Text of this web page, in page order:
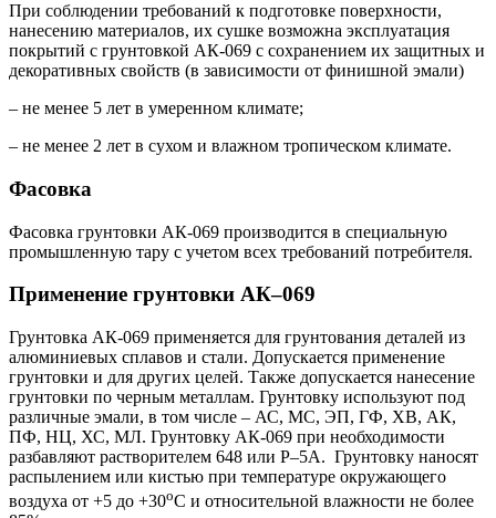
При соблюдении требований к подготовке поверхности,
нанесению материалов, их сушке возможна эксплуатация
покрытий с грунтовкой АК-069 с сохранением их защитных и
декоративных свойств (в зависимости от финишной эмали)
– не менее 5 лет в умеренном климате;
– не менее 2 лет в сухом и влажном тропическом климате.
Фасовка
Фасовка грунтовки АК-069 производится в специальную
промышленную тару с учетом всех требований потребителя.
Применение грунтовки АК–069
Грунтовка АК-069 применяется для грунтования деталей из
алюминиевых сплавов и стали. Допускается применение
грунтовки и для других целей. Также допускается нанесение
грунтовки по черным металлам. Грунтовку используют под
различные эмали, в том числе – АС, МС, ЭП, ГФ, ХВ, АК,
ПФ, НЦ, ХС, МЛ. Грунтовку АК-069 при необходимости
разбавляют растворителем 648 или Р–5А. Грунтовку наносят
распылением или кистью при температуре окружающего
воздуха от +5 до +30оС и относительной влажности не более